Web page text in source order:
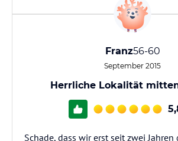
Franz56-60
September 2015
Herrliche Lokalität
Schade, dass wir erst seit zwei Jahren